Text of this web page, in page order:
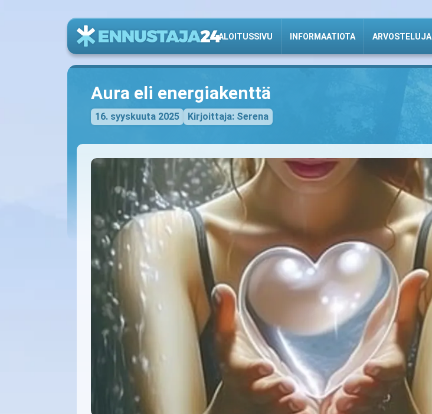
ALOITUSSIVU INFORMAATIOTA ARVOSTELUJA
Aura eli energiakenttä
16. syyskuuta 2025 Kirjoittaja: Serena